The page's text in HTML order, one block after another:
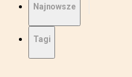
Najnowsze
Tagi